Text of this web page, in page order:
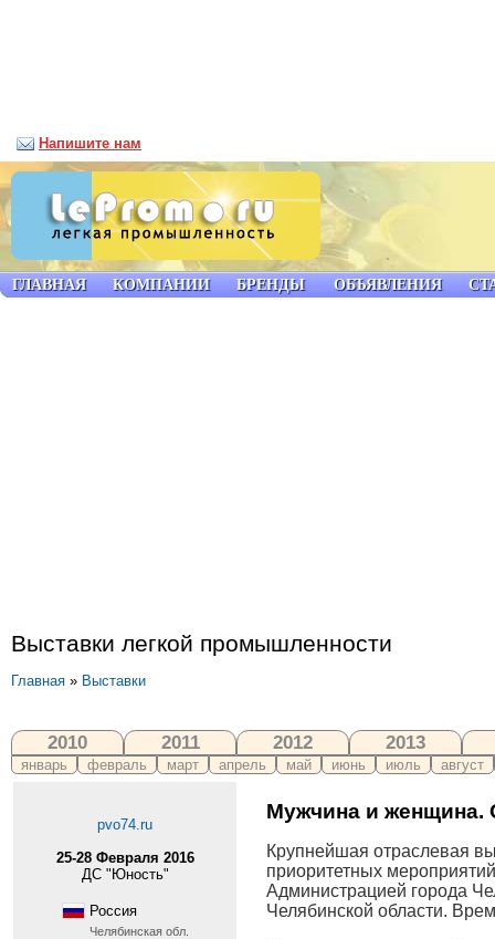
Выставки легкой промышленности
Главная » Выставки
2010 2011 2012 2013
январь февраль март апрель май июнь июль август
pvo74.ru
25-28 Февраля 2016
ДС "Юность"
Россия
Челябинская обл.
Мужчина и женщина.
Крупнейшая отраслевая
приоритетных
Администрацией города
Челябинской области.
ГЛАВНАЯ КОМПАНИИ БРЕНДЫ ОБЪЯВЛЕНИЯ
Напишите нам